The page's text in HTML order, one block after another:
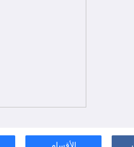
الأقسام